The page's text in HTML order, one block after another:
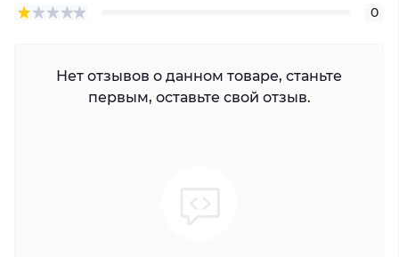
0
Нет отзывов о данном товаре, станьте
первым, оставьте свой отзыв.